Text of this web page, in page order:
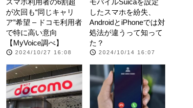
スマホ利用者の6割超
が次回も“同じキャリ
ア”希望 – ドコモ利用者
で特に高い意向
【MyVoice調べ】
2024/10/27 16:08
モバイルSuicaを設定
したスマホを紛失、
AndroidとiPhoneでは対
処法が違うって知って
た？
2024/10/14 16:07